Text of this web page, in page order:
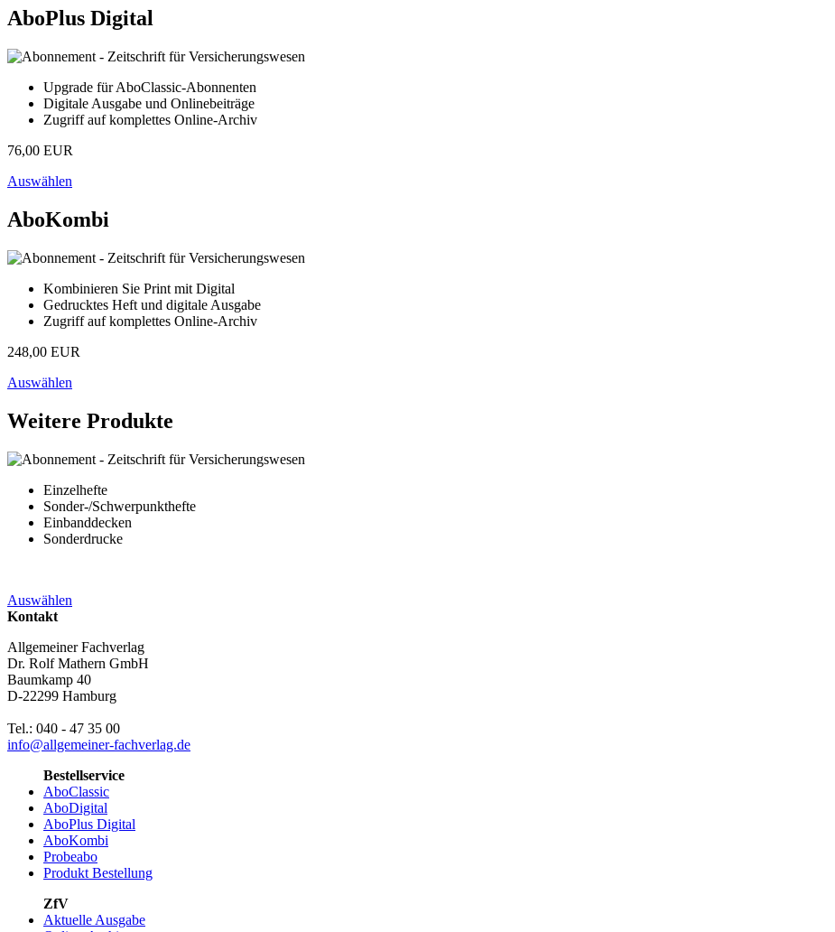
AboPlus Digital
Upgrade für AboClassic-Abonnenten
Digitale Ausgabe und Onlinebeiträge
Zugriff auf komplettes Online-Archiv
76,00 EUR
Auswählen
AboKombi
Kombinieren Sie Print mit Digital
Gedrucktes Heft und digitale Ausgabe
Zugriff auf komplettes Online-Archiv
248,00 EUR
Auswählen
Weitere Produkte
Einzelhefte
Sonder-/Schwerpunkthefte
Einbanddecken
Sonderdrucke
Auswählen
Kontakt
Allgemeiner Fachverlag
Dr. Rolf Mathern GmbH
Baumkamp 40
D-22299 Hamburg
Tel.: 040 - 47 35 00
info@allgemeiner-fachverlag.de
Bestellservice
AboClassic
AboDigital
AboPlus Digital
AboKombi
Probeabo
Produkt Bestellung
ZfV
Aktuelle Ausgabe